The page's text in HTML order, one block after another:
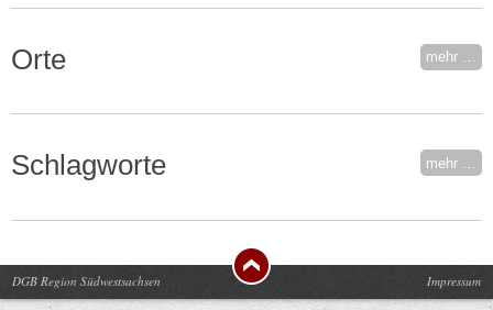
Orte mehr …
Schlagworte mehr …
DGB Region Südwestsachsen Impressum